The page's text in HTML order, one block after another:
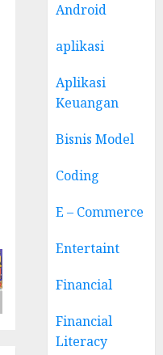
Android
aplikasi
Aplikasi
Keuangan
Bisnis Model
Coding
E – Commerce
Entertaint
Financial
Financial
Literacy